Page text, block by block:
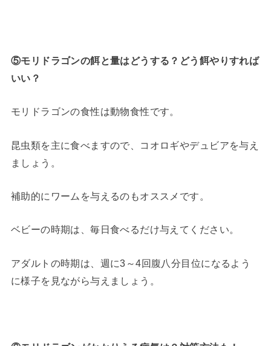
⑤モリドラゴンの餌と量はどうする？どう餌やりすれば
いい？
モリドラゴンの食性は動物食性です。
昆虫類を主に食べますので、コオロギやデュビアを与え
ましょう。
補助的にワームを与えるのもオススメです。
ベビーの時期は、毎日食べるだけ与えてください。
アダルトの時期は、週に3～4回腹八分目位になるよう
に様子を見ながら与えましょう。